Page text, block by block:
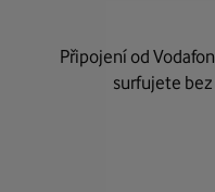
Připojení od
surfujete